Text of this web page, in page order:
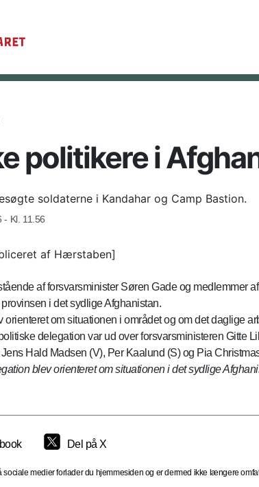
politikere i
soldaterne i Kandahar og Camp Bastion.
- Kl. 11.56
af Hærstaben]
af forsvarsminister Søren Gade og
i det sydlige Afghanistan.
orienteret om situationen i området og om det daglige
delegation var ud over forsvarsministeren
Hald Madsen (V), Per Kaalund (S) og Pia
blev orienteret om situationen i det sydlige
Del på X
sociale medier forlader du hjemmesiden og er dermed ikke længere